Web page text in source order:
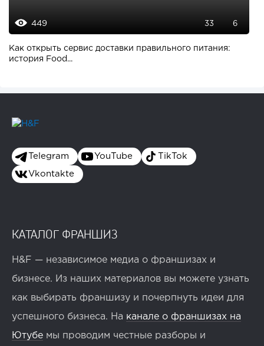
449 33 6
Как открыть сервис доставки правильного питания:
история Food...
Telegram YouTube TikTok
Vkontakte
КАТАЛОГ ФРАНШИЗ
H&F — независимое медиа о франшизах и
бизнесе. Из наших материалов вы можете узнать
как выбирать франшизу и почерпнуть идеи для
успешного бизнеса. На канале о франшизах на
Ютубе мы проводим честные разборы и